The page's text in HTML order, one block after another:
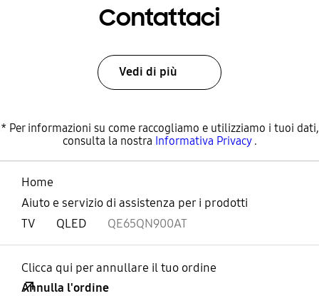
Contattaci
Vedi di più
* Per informazioni su come raccogliamo e utilizziamo i tuoi dati,
consulta la nostra Informativa Privacy.
Home
Aiuto e servizio di assistenza per i prodotti
TV
QLED QE65QN900AT
Clicca qui per annullare il tuo ordine
Annulla l'ordine